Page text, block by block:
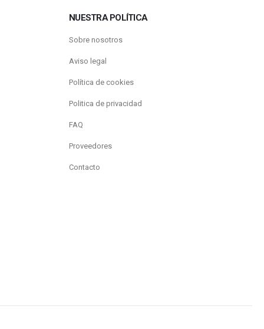
NUESTRA POLÍTICA
Sobre nosotros
Aviso legal
Política de cookies
Politica de privacidad
FAQ
Proveedores
Contacto